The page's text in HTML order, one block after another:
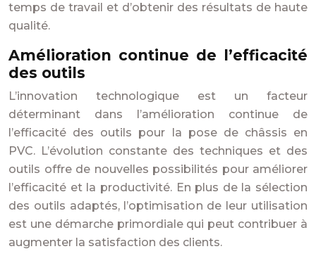
temps de travail et d’obtenir des résultats de haute
qualité.
Amélioration continue de l’efficacité
des outils
L’innovation technologique est un facteur
déterminant dans l’amélioration continue de
l’efficacité des outils pour la pose de châssis en
PVC. L’évolution constante des techniques et des
outils offre de nouvelles possibilités pour améliorer
l’efficacité et la productivité. En plus de la sélection
des outils adaptés, l’optimisation de leur utilisation
est une démarche primordiale qui peut contribuer à
augmenter la satisfaction des clients.